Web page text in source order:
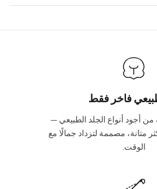
days, depending on your location.
فاخر فقط
أجود أنواع الجلد الطبيعي —
متانة، مصممة لتزداد جمالًا مع
الوقت.